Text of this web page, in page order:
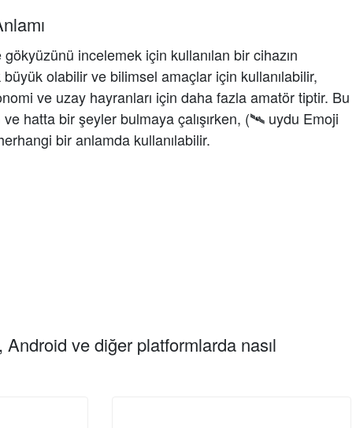
incelemek için kullanılan bir cihazın
olabilir ve bilimsel amaçlar için kullanılabilir,
ve uzay hayranları için daha fazla amatör tiptir. Bu
hatta bir şeyler bulmaya çalışırken, (🛰 ️uydu Emoji
bir anlamda kullanılabilir.
ve diğer platformlarda nasıl